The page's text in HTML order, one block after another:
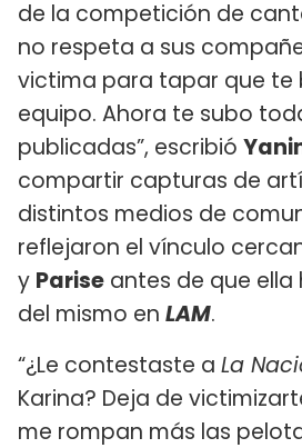
de la competición de
no respeta a sus
victima para tapar que te
equipo. Ahora te subo
publicadas”, escribió
compartir capturas de
distintos medios de
reflejaron el vínculo
y Parise antes de que
del mismo en LAM.
“¿Le contestaste a La
Karina? Deja de
me rompan más las